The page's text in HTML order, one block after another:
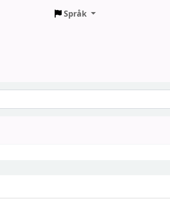
Språk